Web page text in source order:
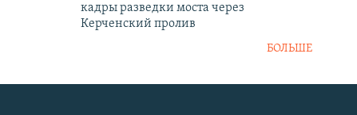
кадры разведки моста через
Керченский пролив
БОЛЬШЕ